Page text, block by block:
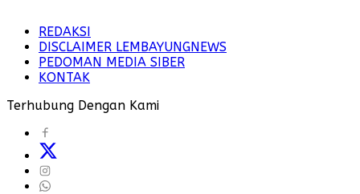
REDAKSI
DISCLAIMER LEMBAYUNGNEWS
PEDOMAN MEDIA SIBER
KONTAK
Terhubung Dengan Kami